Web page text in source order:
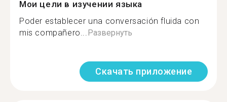
Мои цели в изучении языка
Poder establecer una conversación fluida con
mis compañero... Развернуть
Скачать приложение